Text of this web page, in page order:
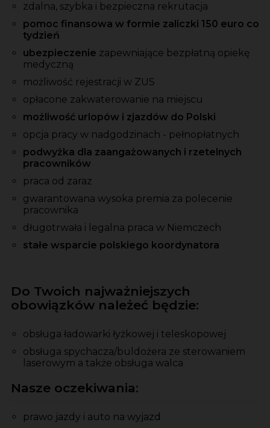
zdalna, szybka i bezpieczna rekrutacja
pomoc finansowa w formie zaliczki 150 euro co
tydzień
ubezpieczenie zapewniające bezpłatną opiekę
medyczną
możliwość rejestracji w ZUS
opłacone zakwaterowanie na miejscu
możliwość urlopów i zjazdów do Polski
opcja pracy w nadgodzinach - pełnopłatnych
podwyżka dla zaangażowanych i rzetelnych
pracowników
praca od zaraz
gwarantowana wysoka premia za polecenie
pracownika
długotrwała i legalna praca w Niemczech
stałe wsparcie polskiego koordynatora
Do Twoich najważniejszych
obowiązków należeć będzie:
obsługa ładowarki łyżkowej i teleskopowej
obsługa spychacza/buldożera ze sterowaniem
laserowym a także obsługa walca
Nasze oczekiwania:
prawo jazdy i auto na wyjazd